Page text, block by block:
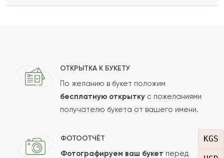
KGS
Ваш e-mail
Отзыв
ОТКРЫТКА К БУКЕТУ
По желанию в букет положим
бесплатную открытку с пожеланиями
получателю букета от вашего имени.
ФОТООТЧЁТ
Фотографируем ваш букет перед